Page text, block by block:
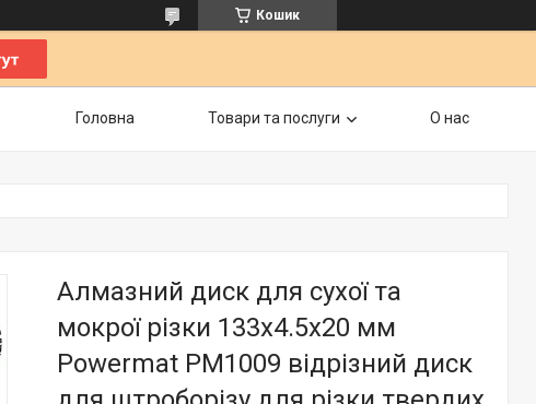
Кошик
Головна Товари та послуги О нас
Алмазний диск для сухої та
мокрої різки 133х4.5х20 мм
Powermat PM1009 відрізний диск